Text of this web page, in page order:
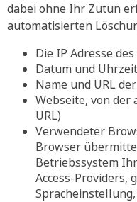
dabei ohne Ihr Zutun
automatisierten
Die IP Adresse
Datum und
Name und URL
Webseite, von
URL)
Verwendeter
Browser
Betriebssystem
Access-Providers,
Spracheinstellung,